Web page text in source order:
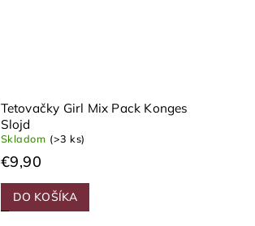
Tetovačky Girl Mix Pack Konges
Slojd
Skladom (>3 ks)
€9,90
DO KOŠÍKA